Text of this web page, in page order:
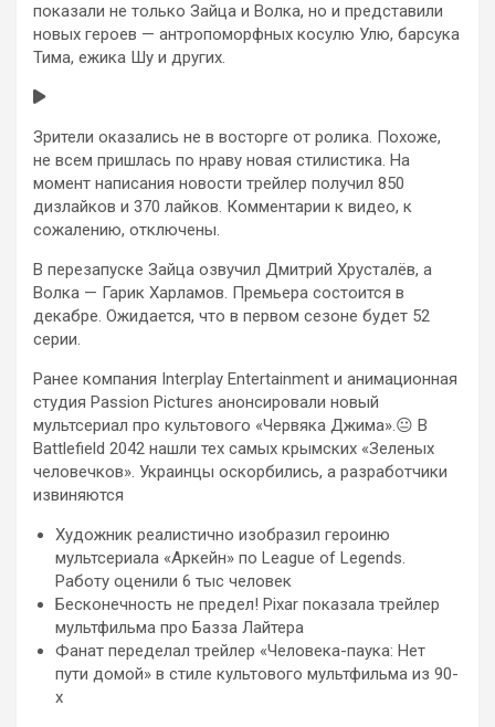
показали не только Зайца и Волка, но и представили
новых героев — антропоморфных косулю Улю, барсука
Тима, ежика Шу и других.
Зрители оказались не в восторге от ролика. Похоже,
не всем пришлась по нраву новая стилистика. На
момент написания новости трейлер получил 850
дизлайков и 370 лайков. Комментарии к видео, к
сожалению, отключены.
В перезапуске Зайца озвучил Дмитрий Хрусталёв, а
Волка — Гарик Харламов. Премьера состоится в
декабре. Ожидается, что в первом сезоне будет 52
серии.
Ранее компания Interplay Entertainment и анимационная
студия Passion Pictures анонсировали новый
мультсериал про культового «Червяка Джима».😐 В
Battlefield 2042 нашли тех самых крымских «Зеленых
человечков». Украинцы оскорбились, а разработчики
извиняются
Художник реалистично изобразил героиню
мультсериала «Аркейн» по League of Legends.
Работу оценили 6 тыс человек
Бесконечность не предел! Pixar показала трейлер
мультфильма про Базза Лайтера
Фанат переделал трейлер «Человека-паука: Нет
пути домой» в стиле культового мультфильма из 90-
х